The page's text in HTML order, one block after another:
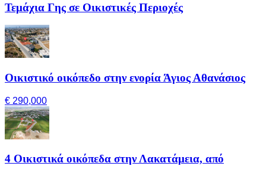
Τεμάχια Γης σε Οικιστικές Περιοχές
Οικιστικό οικόπεδο στην ενορία Άγιος Αθανάσιος
€ 290,000
4 Οικιστικά οικόπεδα στην Λακατάμεια, από